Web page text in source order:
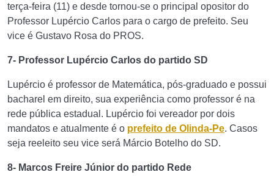
terça-feira (11) e desde tornou-se o principal opositor do
Professor Lupércio Carlos para o cargo de prefeito. Seu
vice é Gustavo Rosa do PROS.
7- Professor Lupércio Carlos do partido SD
Lupércio é professor de Matemática, pós-graduado e possui
bacharel em direito, sua experiência como professor é na
rede pública estadual. Lupércio foi vereador por dois
mandatos e atualmente é o prefeito de Olinda-Pe. Casos
seja reeleito seu vice será Márcio Botelho do SD.
8- Marcos Freire Júnior do partido Rede